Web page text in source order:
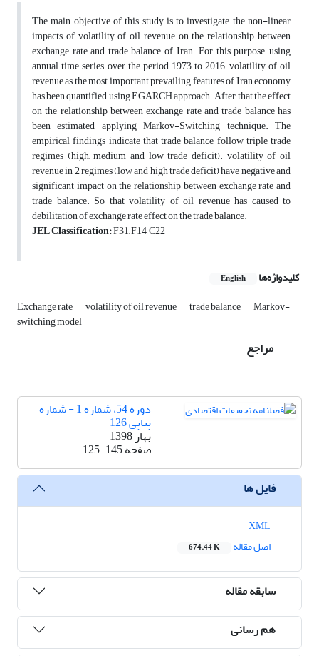
The main objective of this study is to investigate the non-linear
impacts of volatility of oil revenue on the relationship between
exchange rate and trade balance of Iran. For this purpose, using
annual time series over the period 1973 to 2016, volatility of oil
revenue as the most important prevailing features of Iran economy
has been quantified using EGARCH approach. After that the effect
on the relationship between exchange rate and trade balance has
been estimated applying Markov-Switching technique. The
empirical findings indicate that trade balance follow triple trade
regimes (high, medium and low trade deficit). volatility of oil
revenue in 2 regimes (low and high trade deficit) have negative and
significant impact on the relationship between exchange rate and
trade balance. So that volatility of oil revenue has caused to
debilitation of exchange rate effect on the trade balance.
JEL Classification:F31, F14, C22
کلیدواژه‌ها English
Exchange rate volatility of oil revenue trade balance Markov-
switching model
مراجع
دوره 54، شماره 1 - شماره
پیاپی 126
بهار 1398
صفحه125-145
فایل ها
اصل مقاله
674.44 K
سابقه مقاله
هم رسانی